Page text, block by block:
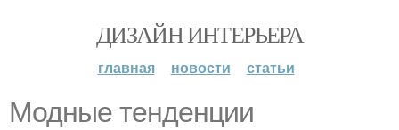
ДИЗАЙН ИНТЕРЬЕРА
главная новости статьи
Модные тенденции